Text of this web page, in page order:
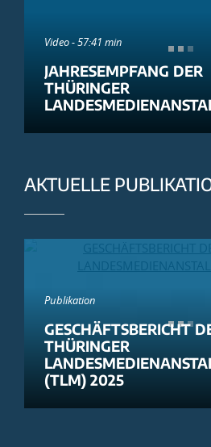
Video - 57:41 min
JAHRESEMPFANG DER
THÜRINGER
AKTUELLE
Publikation
GESCHÄFTSBERICHT
THÜRINGER
(TLM) 2025